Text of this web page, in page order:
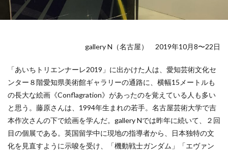
gallery N（名古屋） 2019年10月8〜22日
「あいちトリエンナーレ2019」に出かけた人は、愛知芸術文化セ
ンター８階愛知県美術館ギャラリーの通路に、横幅15メートルも
の長大な絵画《Conflagration》があったのを覚えている人も多い
と思う。藤原さんは、1994年生まれの若手。名古屋芸術大学で吉
本作次さんの下で絵画を学んだ。gallery Nでは昨年に続いて、２回
目の個展である。英国留学中に現地の指導者から、日本独特の文
化を見直すように示唆を受け、「機動戦士ガンダム」「エヴァン